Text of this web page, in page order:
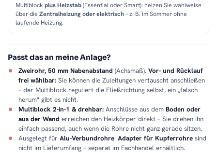
Multiblock plus Heizstab(Essential oder Smart): heizen Sie wahlweise
über die Zentralheizung oder elektrisch– z. B. im Sommer ohne
laufende Heizung.
Passt das an meine Anlage?
Zweirohr, 50 mm Nabenabstand (Achsmaß). Vor- und Rücklauf
frei wählbar: Sie können die Zuleitungen vertauscht anschließen
– der Multiblock reguliert die Fließrichtung selbst, ein „falsch
herum" gibt es nicht.
Multiblock 2-in-1 & drehbar: Anschlüsse aus dem Boden oder
aus der Wand erreichen den Heizkörper direkt – Sie drehen ihn
einfach passend, auch wenn die Rohre nicht ganz gerade sitzen.
Ausgelegt für Alu-Verbundrohre. Adapter für Kupferrohre sind
nicht im Lieferumfang – separat im Fachhandel erhältlich.